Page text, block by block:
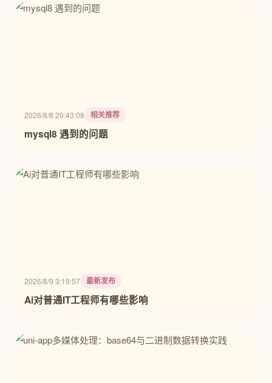
2026/8/8 20:43:08 相关推荐
mysql8 遇到的问题
2026/8/9 3:19:57 最新发布
Ai对普通IT工程师有哪些影响